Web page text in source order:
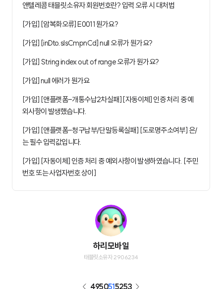
앤텔레콤 태블릿소유자 회원번호란? 입력 오류 시 대처법
[가입] [암복화오류] E0011 뭔가요?
[가입] [inDto.slsCmpnCd] null 오류가 뭔가요?
[가입] String index out of range 오류가 뭔가요?
[가입] null 에러가 뭔가요
[가입] [앤플랫폼-개통수납2차실패] [자동이체] 인증 처리 중 예
외사항이 발생했습니다.
[가입] [앤플랫폼-청구납부/단말등록실패] [도로명주소여부] 은/
는 필수 입력값입니다.
[가입] [자동이체] 인증 처리 중 예외사항이 발생하였습니다. [주민
번호 또는 사업자번호 상이]
하리모바일
태블릿소유자 2906234
4950515253